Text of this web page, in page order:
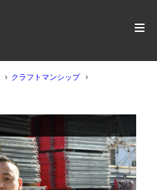
クラフトマンシップ